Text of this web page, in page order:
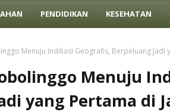
PENDIDIKAN KESEHATAN
Menuju Indikasi Geografis, Berpeluang Jadi
Menuju
yang Pertama di